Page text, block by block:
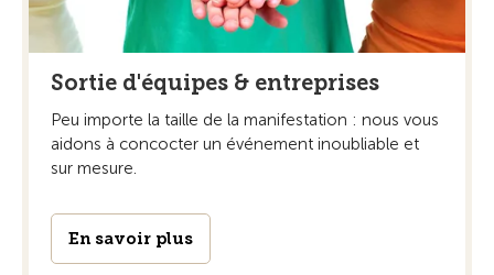
Sortie d'équipes & entreprises
Peu importe la taille de la manifestation : nous vous
aidons à concocter un événement inoubliable et
sur mesure.
En savoir plus